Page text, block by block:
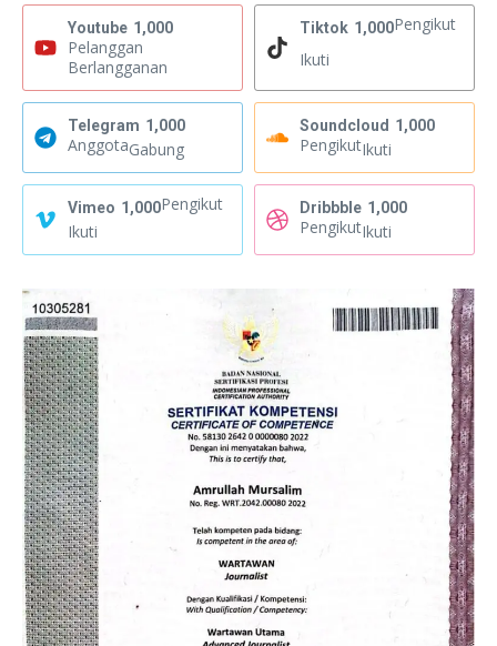
Youtube 1,000
Pelanggan
Berlangganan
Tiktok 1,000Pengikut
Ikuti
Telegram 1,000
AnggotaGabung
Soundcloud 1,000
PengikutIkuti
Vimeo 1,000Pengikut
Ikuti
Dribbble 1,000
PengikutIkuti